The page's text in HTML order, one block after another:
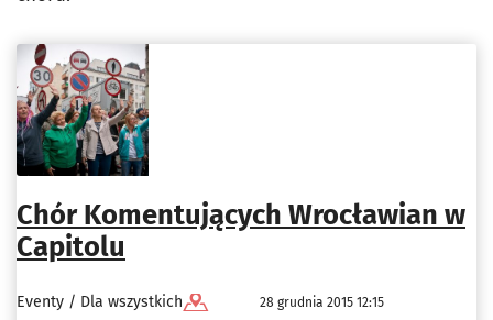
Chór Komentujących Wrocławian w
Capitolu
Eventy / Dla wszystkich
28 grudnia 2015 12:15